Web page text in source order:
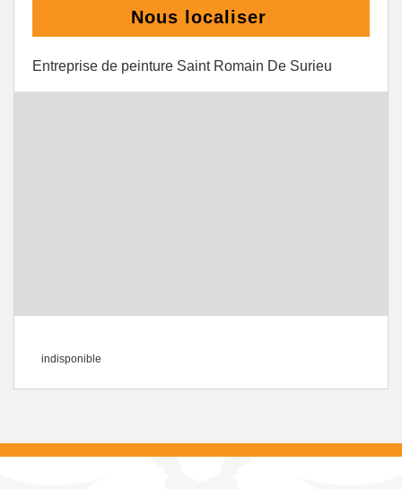
Nous localiser
Entreprise de peinture Saint Romain De Surieu
indisponible